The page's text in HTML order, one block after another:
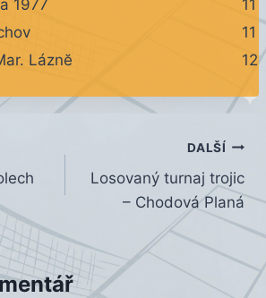
1977
11
11
Láznĕ 12
DALŠÍ
Losovaný turnaj trojic
– Chodová Planá